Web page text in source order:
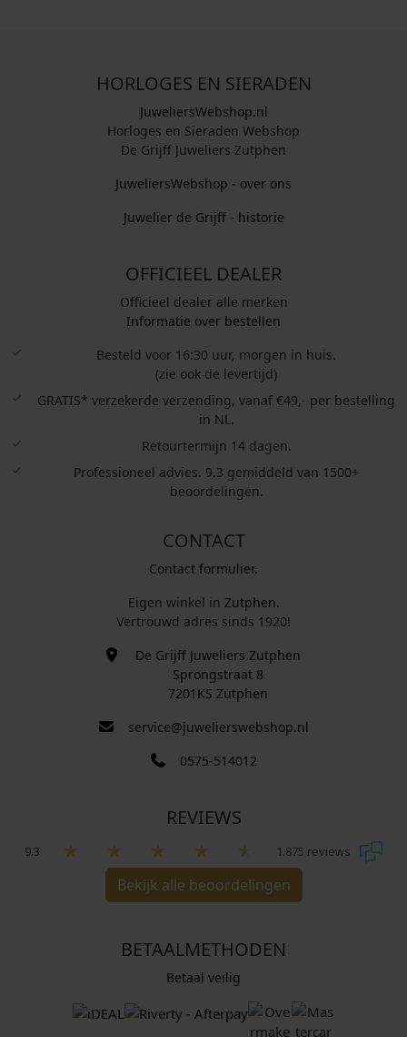
HORLOGES EN SIERADEN
JuweliersWebshop.nl
Horloges en Sieraden Webshop
De Grijff Juweliers Zutphen
JuweliersWebshop - over ons
Juwelier de Grijff - historie
OFFICIEEL DEALER
Officieel dealer alle merken
Informatie over bestellen
Besteld voor 16:30 uur, morgen in huis.
(zie ook de levertijd)
GRATIS* verzekerde verzending, vanaf €49,- per bestelling
in NL.
Retourtermijn 14 dagen.
Professioneel advies. 9.3 gemiddeld van 1500+
beoordelingen.
CONTACT
Contact formulier.
Eigen winkel in Zutphen.
Vertrouwd adres sinds 1920!
De Grijff Juweliers Zutphen
Sprongstraat 8
7201KS Zutphen
service@juwelierswebshop.nl
0575-514012
REVIEWS
9.3 1.875 reviews
Bekijk alle beoordelingen
BETAALMETHODEN
Betaal veilig